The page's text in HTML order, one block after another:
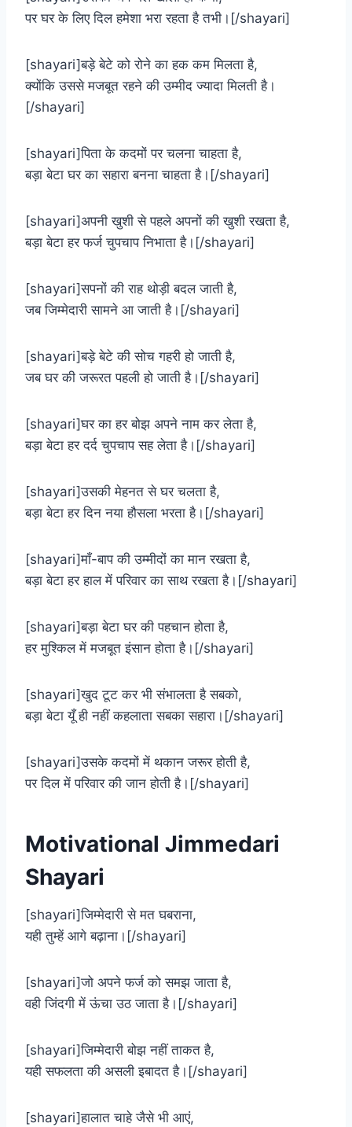
पर घर के लिए दिल हमेशा भरा रहता है तभी।[/shayari]
[shayari]बड़े बेटे को रोने का हक कम मिलता है,
क्योंकि उससे मजबूत रहने की उम्मीद ज्यादा मिलती है।
[/shayari]
[shayari]पिता के कदमों पर चलना चाहता है,
बड़ा बेटा घर का सहारा बनना चाहता है।[/shayari]
[shayari]अपनी खुशी से पहले अपनों की खुशी रखता है,
बड़ा बेटा हर फर्ज चुपचाप निभाता है।[/shayari]
[shayari]सपनों की राह थोड़ी बदल जाती है,
जब जिम्मेदारी सामने आ जाती है।[/shayari]
[shayari]बड़े बेटे की सोच गहरी हो जाती है,
जब घर की जरूरत पहली हो जाती है।[/shayari]
[shayari]घर का हर बोझ अपने नाम कर लेता है,
बड़ा बेटा हर दर्द चुपचाप सह लेता है।[/shayari]
[shayari]उसकी मेहनत से घर चलता है,
बड़ा बेटा हर दिन नया हौसला भरता है।[/shayari]
[shayari]माँ-बाप की उम्मीदों का मान रखता है,
बड़ा बेटा हर हाल में परिवार का साथ रखता है।[/shayari]
[shayari]बड़ा बेटा घर की पहचान होता है,
हर मुश्किल में मजबूत इंसान होता है।[/shayari]
[shayari]खुद टूट कर भी संभालता है सबको,
बड़ा बेटा यूँ ही नहीं कहलाता सबका सहारा।[/shayari]
[shayari]उसके कदमों में थकान जरूर होती है,
पर दिल में परिवार की जान होती है।[/shayari]
Motivational Jimmedari
Shayari
[shayari]जिम्मेदारी से मत घबराना,
यही तुम्हें आगे बढ़ाना।[/shayari]
[shayari]जो अपने फर्ज को समझ जाता है,
वही जिंदगी में ऊंचा उठ जाता है।[/shayari]
[shayari]जिम्मेदारी बोझ नहीं ताकत है,
यही सफलता की असली इबादत है।[/shayari]
[shayari]हालात चाहे जैसे भी आएं,